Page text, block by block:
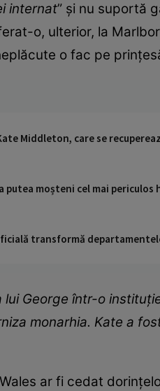
internat” și nu suportă
o, ulterior, la
o fac pe
Middleton, care se
putea moșteni cel mai
transformă
lui George într-o
monarhia. Kate a
ar fi cedat